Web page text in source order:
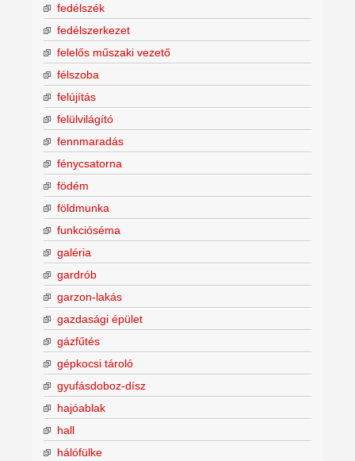
fedélszék
fedélszerkezet
felelős műszaki vezető
félszoba
felújítás
felülvilágító
fennmaradás
fénycsatorna
födém
földmunka
funkcióséma
galéria
gardrób
garzon-lakás
gazdasági épület
gázfűtés
gépkocsi tároló
gyufásdoboz-dísz
hajóablak
hall
hálófülke